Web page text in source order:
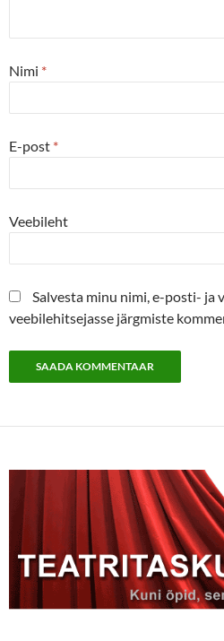
Nimi *
E-post *
Veebileht
Salvesta minu nimi, e-posti- ja
veebilehitsejasse järgmiste